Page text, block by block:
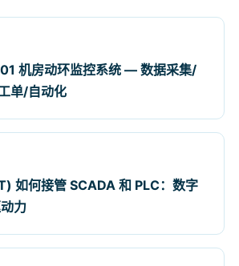
机房动环监控系统 — 数据采集/
单/自动化
如何接管 SCADA 和 PLC：数字
力